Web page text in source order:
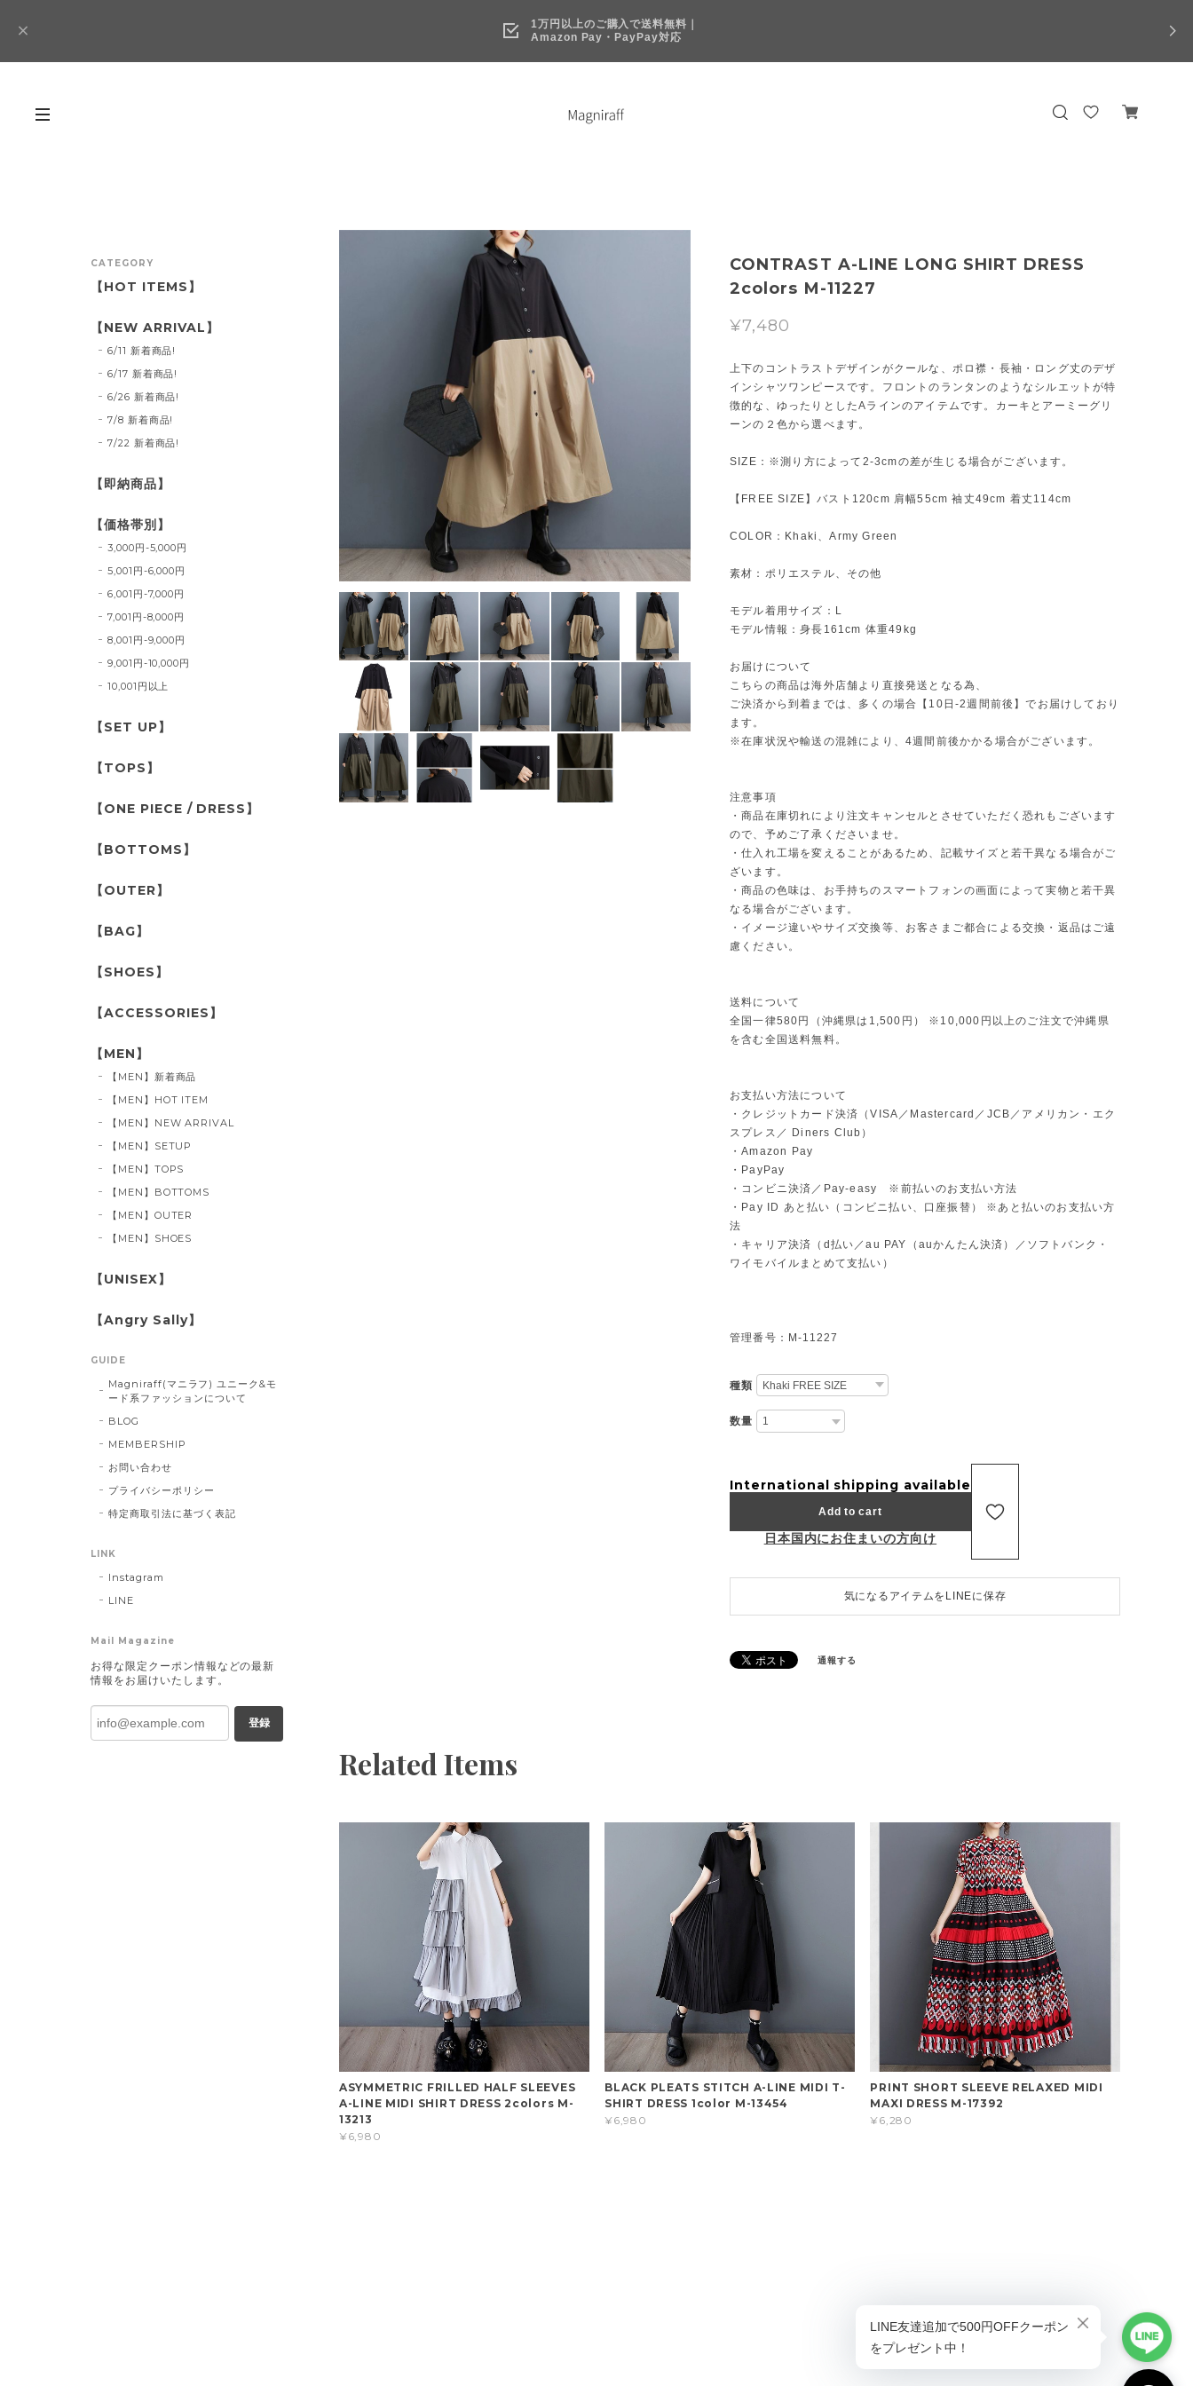
1万円以上のご購入で送料無料｜
Amazon Pay・PayPay対応
CONTRAST A-LINE LONG SHIRT DRESS
2colors M-11227
¥7,480
上下のコントラストデザインがクールな、ポロ襟・長袖・ロング丈のデザ
インシャツワンピースです。フロントのランタンのようなシルエットが特
徴的な、ゆったりとしたAラインのアイテムです。カーキとアーミーグリ
ーンの２色から選べます。
SIZE：※測り方によって2-3cmの差が生じる場合がございます。
【FREE SIZE】バスト120cm 肩幅55cm 袖丈49cm 着丈114cm
COLOR：Khaki、Army Green
素材：ポリエステル、その他
モデル着用サイズ：L
モデル情報：身長161cm 体重49kg
お届けについて
こちらの商品は海外店舗より直接発送となる為、
ご決済から到着までは、多くの場合【10日-2週間前後】でお届けしており
ます。
※在庫状況や輸送の混雑により、4週間前後かかる場合がございます。
注意事項
・商品在庫切れにより注文キャンセルとさせていただく恐れもございます
ので、予めご了承くださいませ。
・仕入れ工場を変えることがあるため、記載サイズと若干異なる場合がご
ざいます。
・商品の色味は、お手持ちのスマートフォンの画面によって実物と若干異
なる場合がございます。
・イメージ違いやサイズ交換等、お客さまご都合による交換・返品はご遠
慮ください。
送料について
全国一律580円（沖縄県は1,500円） ※10,000円以上のご注文で沖縄県
を含む全国送料無料。
お支払い方法について
・クレジットカード決済（VISA／Mastercard／JCB／アメリカン・エク
スプレス／ Diners Club）
・Amazon Pay
・PayPay
・コンビニ決済／Pay-easy ※前払いのお支払い方法
・Pay ID あと払い（コンビニ払い、口座振替） ※あと払いのお支払い方
法
・キャリア決済（d払い／au PAY（auかんたん決済）／ソフトバンク・
ワイモバイルまとめて支払い）
管理番号：M-11227
種類
数量
International shipping available
Add to cart
日本国内にお住まいの方向け
気になるアイテムをLINEに保存
通報する
Related Items
ASYMMETRIC FRILLED HALF SLEEVES
A-LINE MIDI SHIRT DRESS 2colors M-
13213
¥6,980
BLACK PLEATS STITCH A-LINE MIDI T-
SHIRT DRESS 1color M-13454
¥6,980
PRINT SHORT SLEEVE RELAXED MIDI
MAXI DRESS M-17392
¥6,280
CATEGORY
【HOT ITEMS】
【NEW ARRIVAL】
6/11 新着商品!
6/17 新着商品!
6/26 新着商品!
7/8 新着商品!
7/22 新着商品!
【即納商品】
【価格帯別】
3,000円-5,000円
5,001円-6,000円
6,001円-7,000円
7,001円-8,000円
8,001円-9,000円
9,001円-10,000円
10,001円以上
【SET UP】
【TOPS】
【ONE PIECE / DRESS】
【BOTTOMS】
【OUTER】
【BAG】
【SHOES】
【ACCESSORIES】
【MEN】
【MEN】新着商品
【MEN】HOT ITEM
【MEN】NEW ARRIVAL
【MEN】SETUP
【MEN】TOPS
【MEN】BOTTOMS
【MEN】OUTER
【MEN】SHOES
【UNISEX】
【Angry Sally】
GUIDE
Magniraff(マニラフ) ユニーク&モ
ード系ファッションについて
BLOG
MEMBERSHIP
お問い合わせ
プライバシーポリシー
特定商取引法に基づく表記
LINK
Instagram
LINE
Mail Magazine
お得な限定クーポン情報などの最新
情報をお届けいたします。
登録